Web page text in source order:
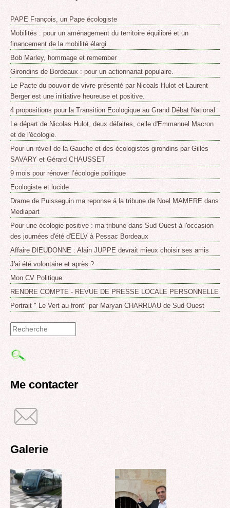
PAPE François, un Pape écologiste
Mobilités : pour un aménagement du territoire équilibré et un
financement de la mobilité élargi.
Bob Marley, hommage et remember
Girondins de Bordeaux : pour un actionnariat populaire.
Le Pacte du pouvoir de vivre présenté par Nicoals Hulot et Laurent
Berger est une initiative heureuse et positive.
4 propositions pour la Transition Ecologique au Grand Débat National
Le départ de Nicolas Hulot, deux défaites, celle d'Emmanuel Macron
et de l'écologie.
Pour un réveil de la Gauche et des écologistes girondins par Gilles
SAVARY et Gérard CHAUSSET
9 mois pour rénover l’écologie politique
Ecologiste et lucide
Drame de Puisseguin ma reponse á la tribune de Noel MAMERE dans
Mediapart
Pour une écologie positive : ma tribune dans Sud Ouest à l'occasion
des journées d'été d'EELV à Pessac Bordeaux
Affaire DIEUDONNE : Alain JUPPE devrait mieux choisir ses amis
J'ai été volontaire et après ?
Mon CV Politique
RENDRE COMPTE - REVUE DE PRESSE LOCALE PERSONNELLE
Portrait " Le Vert au front" par Maryan CHARRUAU de Sud Ouest
Formulaire
de
Me contacter
Galerie